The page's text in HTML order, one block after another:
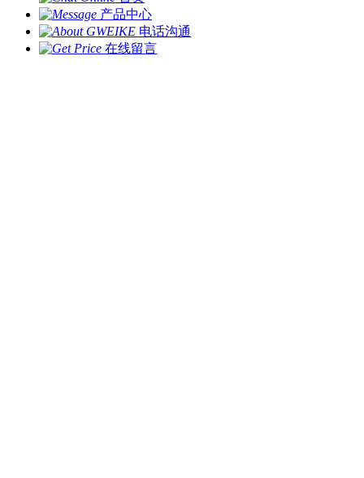
产品中心
电话沟通
在线留言